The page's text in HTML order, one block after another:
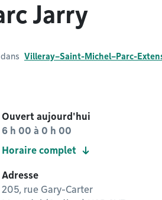
Jarry
Villeray–Saint-Michel–Parc-
Ouvert aujourd'hui
6 h 00 à 0 h 00
Horaire complet
Adresse
205, rue Gary-Carter